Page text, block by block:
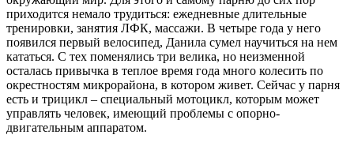
приходится немало трудиться: ежедневные длительные
тренировки, занятия ЛФК, массажи. В четыре года у него
появился первый велосипед, Данила сумел научиться на нем
кататься. С тех поменялись три велика, но неизменной
осталась привычка в теплое время года много колесить по
окрестностям микрорайона, в котором живет. Сейчас у парня
есть и трицикл – специальный мотоцикл, которым может
управлять человек, имеющий проблемы с опорно-
двигательным аппаратом.